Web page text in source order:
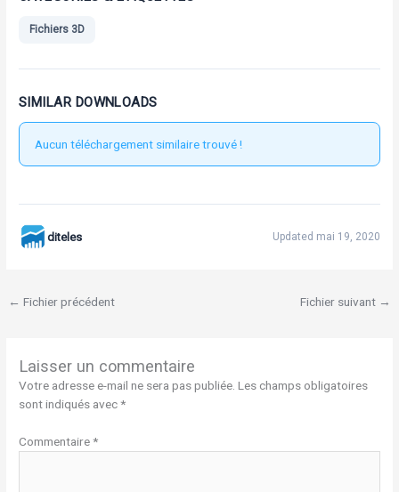
Fichiers 3D
SIMILAR DOWNLOADS
Aucun téléchargement similaire trouvé !
diteles Updated mai 19, 2020
← Fichier précédent Fichier suivant →
Laisser un commentaire
Votre adresse e-mail ne sera pas publiée. Les champs obligatoires
sont indiqués avec*
Commentaire*